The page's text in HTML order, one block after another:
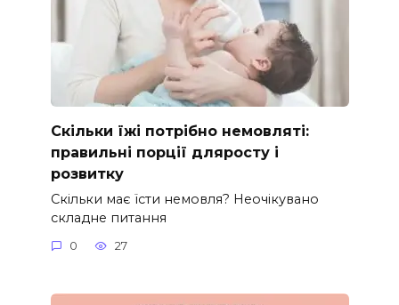
Скільки їжі потрібно немовляті:
правильні порції дляросту і
розвитку
Скільки має їсти немовля? Неочікувано
складне питання
0 27